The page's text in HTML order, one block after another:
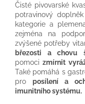
Čisté pivovarské
potravinový
kategorie a
zejména na
zvýšené potřeby
březosti a chovu
pomocizmírnit
Také pomáhá s
proposílení a
imunitního systému.